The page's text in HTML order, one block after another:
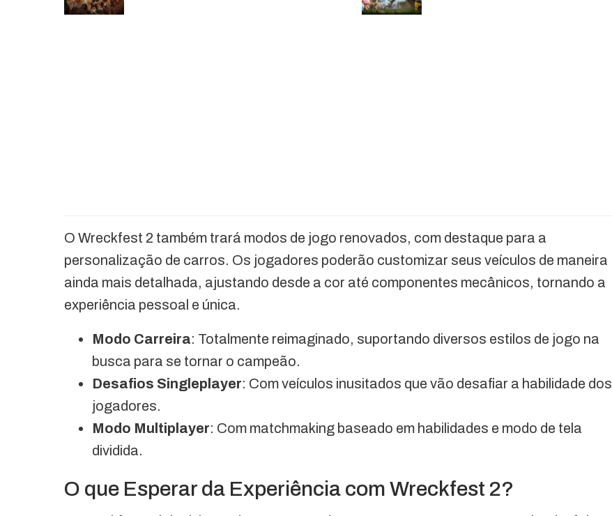
O Wreckfest 2 também trará modos de jogo renovados, com destaque para a
personalização de carros. Os jogadores poderão customizar seus veículos de maneira
ainda mais detalhada, ajustando desde a cor até componentes mecânicos, tornando a
experiência pessoal e única.
Modo Carreira: Totalmente reimaginado, suportando diversos estilos de jogo na
busca para se tornar o campeão.
Desafios Singleplayer: Com veículos inusitados que vão desafiar a habilidade dos
jogadores.
Modo Multiplayer: Com matchmaking baseado em habilidades e modo de tela
dividida.
O que Esperar da Experiência com Wreckfest 2?